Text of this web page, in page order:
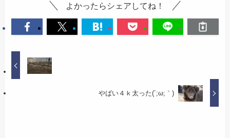
よかったらシェアしてね！
やばい４ｋ太った(´;ω;｀)